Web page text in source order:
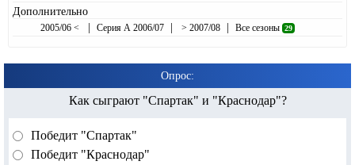
Дополнительно
2005/06 < | Серия А 2006/07 | > 2007/08 | Все сезоны 29
Опрос:
Как сыграют "Спартак" и "Краснодар"?
Победит "Спартак"
Победит "Краснодар"